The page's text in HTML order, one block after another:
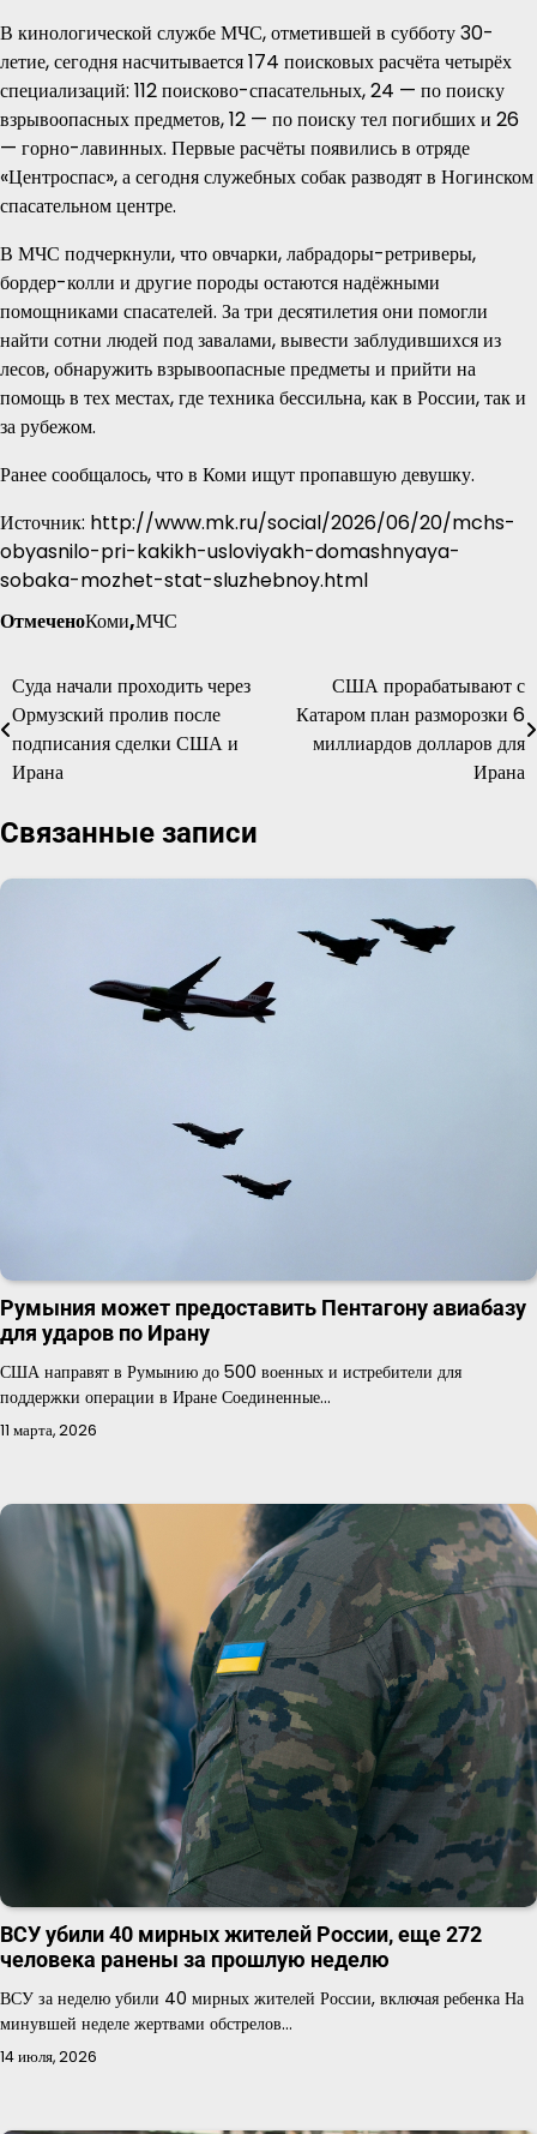
В кинологической службе МЧС, отметившей в субботу 30-
летие, сегодня насчитывается 174 поисковых расчёта четырёх
специализаций: 112 поисково-спасательных, 24 — по поиску
взрывоопасных предметов, 12 — по поиску тел погибших и 26
— горно-лавинных. Первые расчёты появились в отряде
«Центроспас», а сегодня служебных собак разводят в Ногинском
спасательном центре.
В МЧС подчеркнули, что овчарки, лабрадоры-ретриверы,
бордер-колли и другие породы остаются надёжными
помощниками спасателей. За три десятилетия они помогли
найти сотни людей под завалами, вывести заблудившихся из
лесов, обнаружить взрывоопасные предметы и прийти на
помощь в тех местах, где техника бессильна, как в России, так и
за рубежом.
Ранее сообщалось, что в Коми ищут пропавшую девушку.
Источник: http://www.mk.ru/social/2026/06/20/mchs-
obyasnilo-pri-kakikh-usloviyakh-domashnyaya-
sobaka-mozhet-stat-sluzhebnoy.html
ОтмеченоКоми,МЧС
Навигация
по
записям
Суда начали проходить через
Ормузский пролив после
подписания сделки США и
Ирана
США прорабатывают с
Катаром план разморозки 6
миллиардов долларов для
Ирана
Связанные записи
Румыния может предоставить Пентагону авиабазу
для ударов по Ирану
США направят в Румынию до 500 военных и истребители для
поддержки операции в Иране Соединенные…
11 марта, 2026
ВСУ убили 40 мирных жителей России, еще 272
человека ранены за прошлую неделю
ВСУ за неделю убили 40 мирных жителей России, включая ребенка На
минувшей неделе жертвами обстрелов…
14 июля, 2026